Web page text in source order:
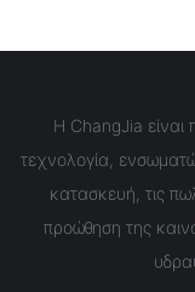
Η ChangJia είναι
τεχνολογία,
κατασκευή, τις
προώθηση της